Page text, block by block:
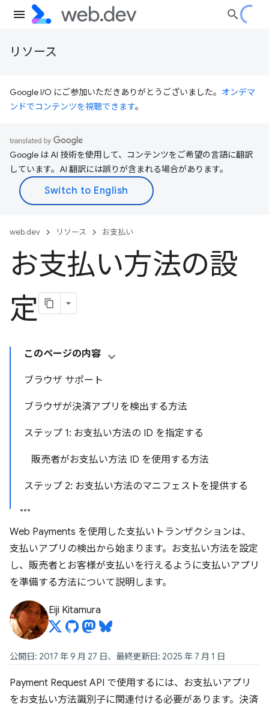
リソース
Google I/O にご参加いただきありがとうございました。 オンデマ
ンドでコンテンツを視聴できます。
Google は AI 技術を使用して、コンテンツをご希望の言語に翻訳
しています。AI 翻訳には誤りが含まれる場合があります。
web.dev リソース お支払い
お支払い方法の設
定
このページの内容
ブラウザ サポート
ブラウザが決済アプリを検出する方法
ステップ 1: お支払い方法の ID を指定する
販売者がお支払い方法 ID を使用する方法
ステップ 2: お支払い方法のマニフェストを提供する
Web Payments を使用した支払いトランザクションは、
支払いアプリの検出から始まります。お支払い方法を設定
し、販売者とお客様が支払いを行えるように支払いアプリ
を準備する方法について説明します。
Eiji Kitamura
公開日: 2017 年 9 月 27 日、最終更新日: 2025 年 7 月 1 日
Payment Request API で使用するには、お支払いアプリ
をお支払い方法識別子に関連付ける必要があります。決済